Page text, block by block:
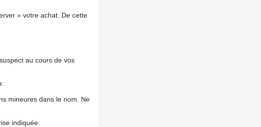
» votre achat. De cette
au cours de vos
mineures dans le nom. Ne
indiquée.